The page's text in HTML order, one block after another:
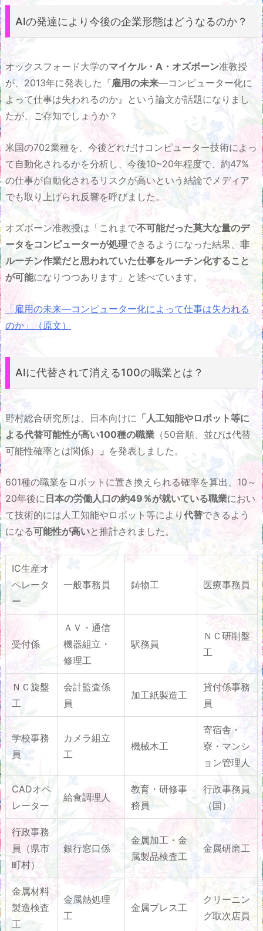
AIの発達により今後の企業形態はどうなるのか？
オックスフォード大学のマイケル・A・オズボーン准教授
が、2013年に発表した『雇用の未来—コンピューター化に
よって仕事は失われるのか』という論文が話題になりまし
たが、ご存知でしょうか？
米国の702業種を、今後どれだけコンピューター技術によっ
て自動化されるかを分析し、今後10~20年程度で、約47%
の仕事が自動化されるリスクが高いという結論でメディア
でも取り上げられ反響を呼びました。
オズボーン准教授は「これまで不可能だった莫大な量のデ
ータをコンピューターが処理できるようになった結果、 非
ルーチン作業だと思われていた仕事をルーチン化すること
が可能になりつつあります」と述べています。
「雇用の未来—コンピューター化によって仕事は失われる
のか」（原文）
AIに代替されて消える100の職業とは？
野村総合研究所は、日本向けに 「人工知能やロボット等に
よる代替可能性が高い100種の職業 （50音順、並びは代替
可能性確率とは関係）
」 を発表しました。
601種の職業をロボットに置き換えられる確率を算出、10～
20年後に 日本の労働人口の約49％が就いている職業におい
て技術的には人工知能やロボット等により 代替できるよう
になる可能性が高いと推計されました。
IC生産オ
ペレータ
ー
一般事務員 鋳物工 医療事務員
受付係
ＡＶ・通信
機器組立・
修理工
駅務員
ＮＣ研削盤
工
ＮＣ旋盤
工
会計監査係
員
加工紙製造工
貸付係事務
員
学校事務
員
カメラ組立
工
機械木工
寄宿舎・
寮・マンシ
ョン管理人
CADオペ
レーター
給食調理人
教育・研修事
務員
行政事務員
（国）
行政事務
員（県市
町村）
銀行窓口係
金属加工・金
属製品検査工
金属研磨工
金属材料
製造検査
工
金属熱処理
工
金属プレス工
クリーニン
グ取次店員